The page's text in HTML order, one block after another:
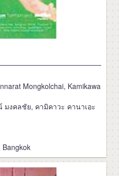
Mongkolchai, Kamikawa
งคลชัย, คามิคาวะ คานาเอะ
Bangkok